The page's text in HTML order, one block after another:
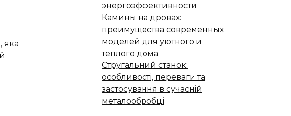
яка
энергоэффективности
Камины на дровах:
преимущества современных
моделей для уютного и
теплого дома
Стругальний станок:
особливості, переваги та
застосування в сучасній
металообробці